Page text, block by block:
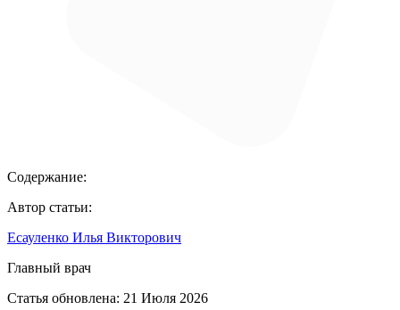
Содержание:
Автор статьи:
Есауленко Илья Викторович
Главный врач
Статья обновлена: 21 Июля 2026